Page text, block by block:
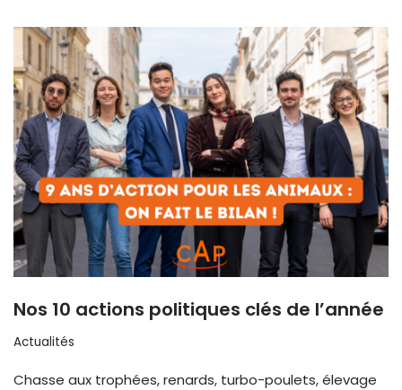
Nos 10 actions politiques clés de l’année
Actualités
Chasse aux trophées, renards, turbo-poulets, élevage